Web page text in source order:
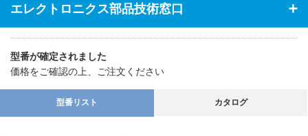
エレクトロニクス部品技術窓口
型番が確定されました
価格をご確認の上、ご注文ください
型番リスト カタログ